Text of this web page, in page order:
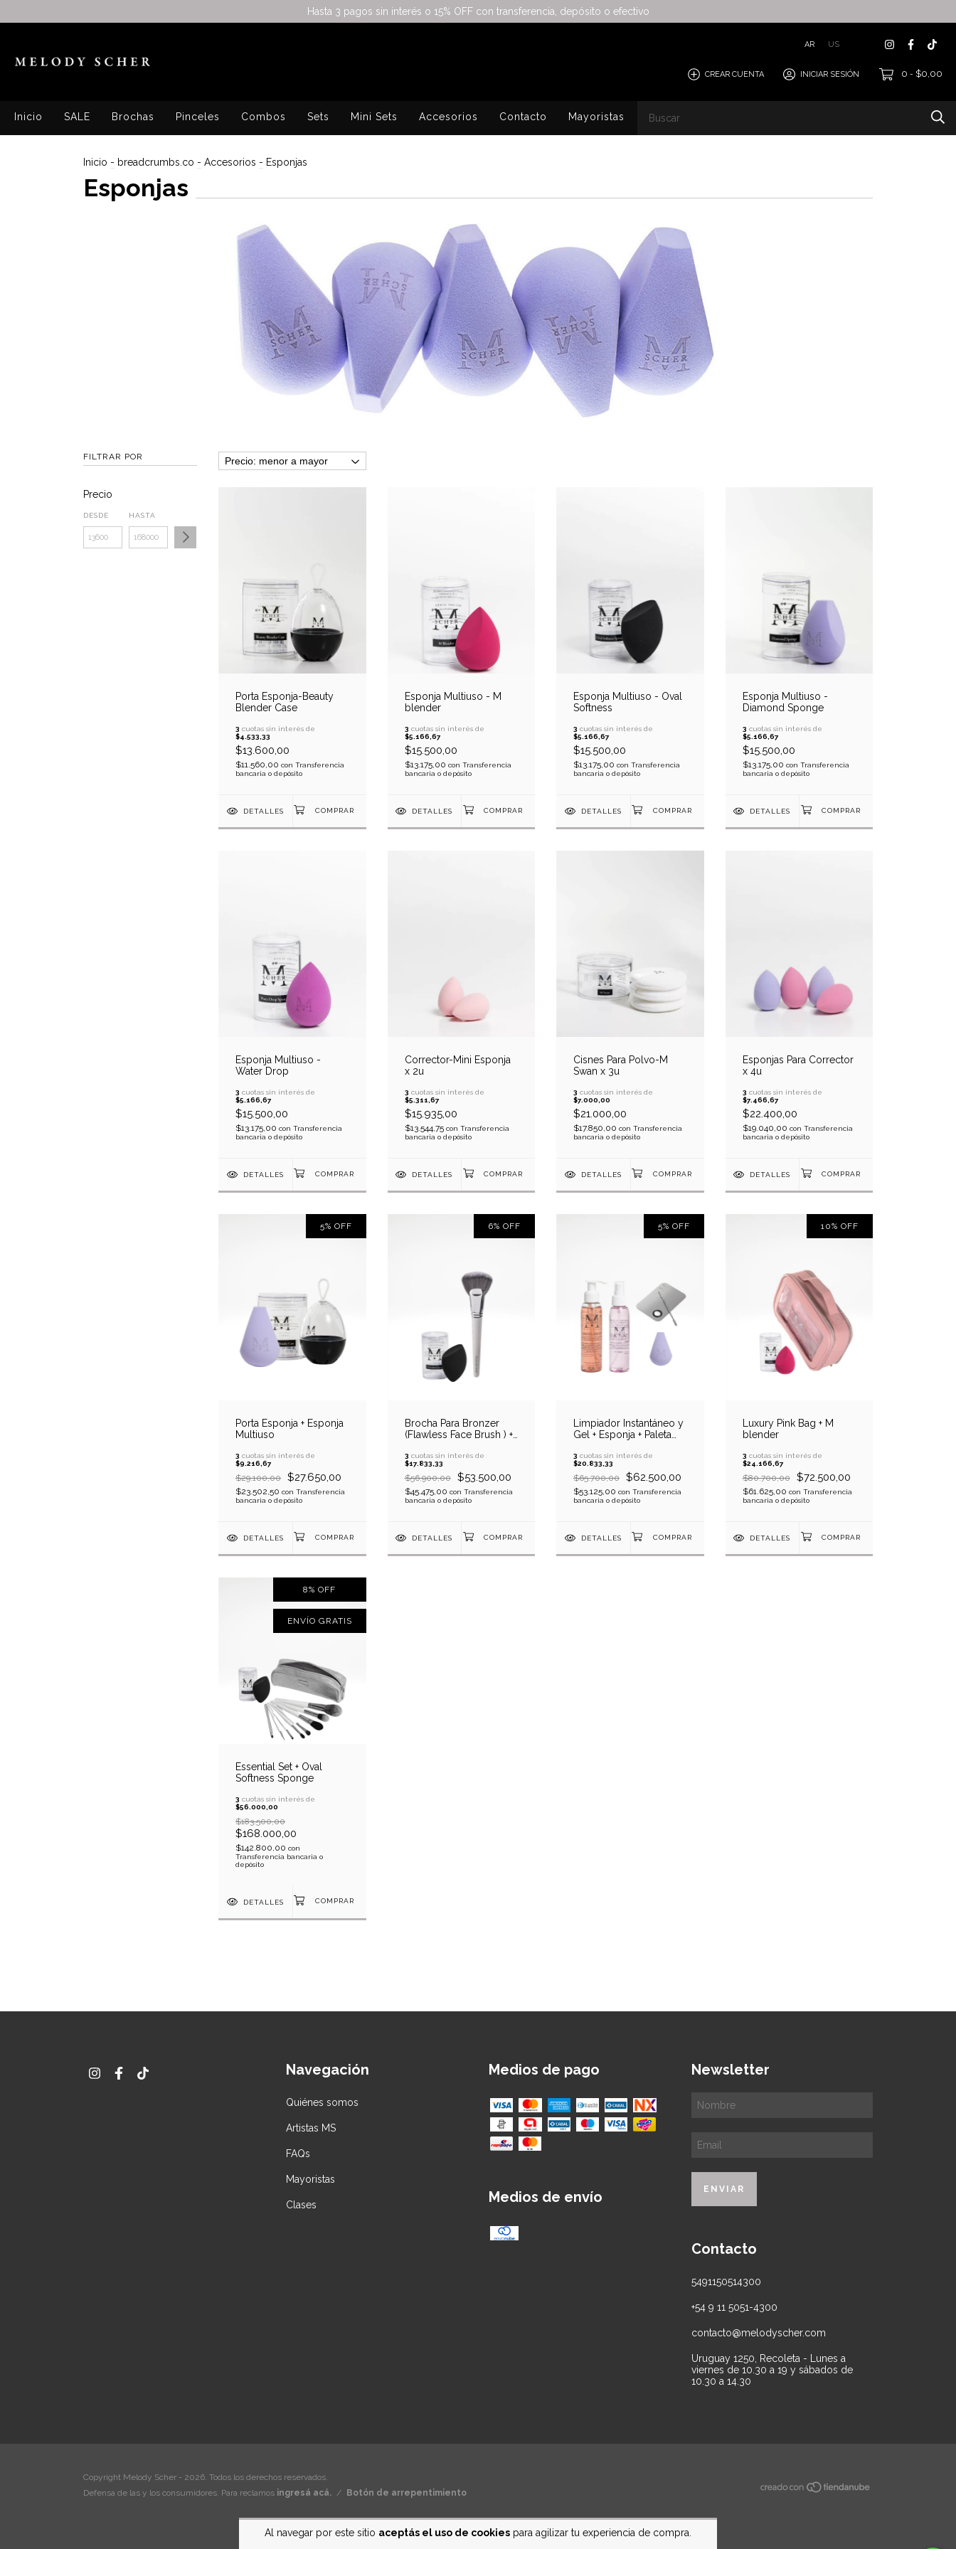
Hasta 3 pagos sin interés o 15% OFF con transferencia, depósito o efectivo
AR US
CREAR CUENTA INICIAR SESIÓN 0 - $0,00
Inicio SALE Brochas Pinceles Combos Sets Mini Sets Accesorios Contacto Mayoristas
Al navegar por este sitio aceptás el uso de cookies para agilizar tu experiencia de compra.
Inicio - breadcrumbs.co - Accesorios - Esponjas
Esponjas
FILTRAR POR
Precio
DESDE HASTA
Porta Esponja-Beauty
Blender Case
3 cuotas sin interés de
$4.533,33
$13.600,00
$11.560,00 con Transferencia
bancaria o depósito
DETALLES
Esponja Multiuso - M
blender
3 cuotas sin interés de
$5.166,67
$15.500,00
$13.175,00 con Transferencia
bancaria o depósito
DETALLES
Esponja Multiuso - Oval
Softness
3 cuotas sin interés de
$5.166,67
$15.500,00
$13.175,00 con Transferencia
bancaria o depósito
DETALLES
Esponja Multiuso -
Diamond Sponge
3 cuotas sin interés de
$5.166,67
$15.500,00
$13.175,00 con Transferencia
bancaria o depósito
DETALLES
Esponja Multiuso -
Water Drop
3 cuotas sin interés de
$5.166,67
$15.500,00
$13.175,00 con Transferencia
bancaria o depósito
DETALLES
Corrector-Mini Esponja
x 2u
3 cuotas sin interés de
$5.311,67
$15.935,00
$13.544,75 con Transferencia
bancaria o depósito
DETALLES
Cisnes Para Polvo-M
Swan x 3u
3 cuotas sin interés de
$7.000,00
$21.000,00
$17.850,00 con Transferencia
bancaria o depósito
DETALLES
Esponjas Para Corrector
x 4u
3 cuotas sin interés de
$7.466,67
$22.400,00
$19.040,00 con Transferencia
bancaria o depósito
DETALLES
5% OFF
Porta Esponja + Esponja
Multiuso
3 cuotas sin interés de
$9.216,67
$29.100,00 $27.650,00
$23.502,50 con Transferencia
bancaria o depósito
DETALLES
6% OFF
Brocha Para Bronzer
(Flawless Face Brush ) +
3 cuotas sin interés de
$17.833,33
$56.900,00 $53.500,00
$45.475,00 con Transferencia
bancaria o depósito
DETALLES
5% OFF
Limpiador Instantáneo y
Gel + Esponja + Paleta
3 cuotas sin interés de
$20.833,33
$65.700,00 $62.500,00
$53.125,00 con Transferencia
bancaria o depósito
DETALLES
10% OFF
Luxury Pink Bag + M
blender
3 cuotas sin interés de
$24.166,67
$80.700,00 $72.500,00
$61.625,00 con Transferencia
bancaria o depósito
DETALLES
8% OFF
ENVÍO GRATIS
Essential Set + Oval
Softness Sponge
3 cuotas sin interés de
$56.000,00
$183.500,00
$168.000,00
$142.800,00 con
Transferencia bancaria o
depósito
DETALLES
Navegación
Quiénes somos
Artistas MS
FAQs
Mayoristas
Clases
Medios de pago
Medios de envío
Newsletter
Contacto
5491150514300
+54 9 11 5051-4300
contacto@melodyscher.com
Uruguay 1250, Recoleta - Lunes a
viernes de 10.30 a 19 y sábados de
10.30 a 14.30
Copyright Melody Scher - 2026. Todos los derechos reservados.
Defensa de las y los consumidores. Para reclamos ingresá acá. / Botón de arrepentimiento